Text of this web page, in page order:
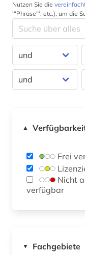
Nutzen Sie die
'"Phrase"', etc.), um die
▲
Frei
verfügbar
▼ Fachgebiete